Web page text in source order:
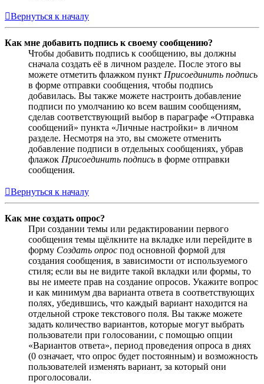
Вернуться к началу
Как мне добавить подпись к своему сообщению?
Чтобы добавить подпись к сообщению, вы должны
сначала создать её в личном разделе. После этого вы
можете отметить флажком пункт Присоединить подпись
в форме отправки сообщения, чтобы подпись
добавилась. Вы также можете настроить добавление
подписи по умолчанию ко всем вашим сообщениям,
сделав соответствующий выбор в параграфе «Отправка
сообщений» пункта «Личные настройки» в личном
разделе. Несмотря на это, вы сможете отменить
добавление подписи в отдельных сообщениях, убрав
флажок Присоединить подпись в форме отправки
сообщения.
Вернуться к началу
Как мне создать опрос?
При создании темы или редактировании первого
сообщения темы щёлкните на вкладке или перейдите в
форму Создать опрос под основной формой для
создания сообщения, в зависимости от используемого
стиля; если вы не видите такой вкладки или формы, то
вы не имеете прав на создание опросов. Укажите вопрос
и как минимум два варианта ответа в соответствующих
полях, убедившись, что каждый вариант находится на
отдельной строке текстового поля. Вы также можете
задать количество вариантов, которые могут выбрать
пользователи при голосовании, с помощью опции
«Вариантов ответа», период проведения опроса в днях
(0 означает, что опрос будет постоянным) и возможность
пользователей изменять вариант, за который они
проголосовали.